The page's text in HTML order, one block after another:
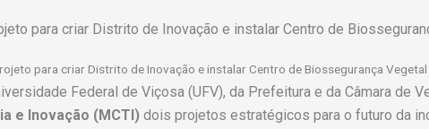
para criar Distrito de Inovação e instalar Centro de
para criar Distrito de Inovação e instalar Centro de Biossegurança
Federal de Viçosa (UFV), da Prefeitura e da Câmara de
e Inovação (MCTI) dois projetos estratégicos para o futuro da